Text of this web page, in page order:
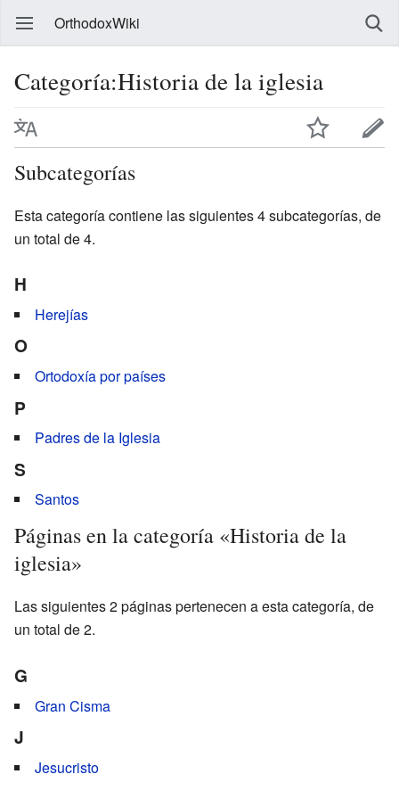
OrthodoxWiki
Categoría:Historia de la iglesia
Subcategorías
Esta categoría contiene las siguientes 4 subcategorías, de
un total de 4.
H
Herejías
O
Ortodoxía por países
P
Padres de la Iglesia
S
Santos
Páginas en la categoría «Historia de la
iglesia»
Las siguientes 2 páginas pertenecen a esta categoría, de
un total de 2.
G
Gran Cisma
J
Jesucristo